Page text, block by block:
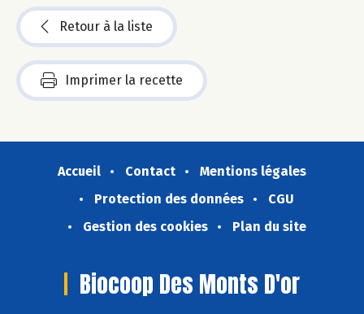
Retour à la liste
Imprimer la recette
Accueil Contact
Mentions légales
Protection des données
CGU
Gestion des cookies
Plan du site
Biocoop Des Monts D'or